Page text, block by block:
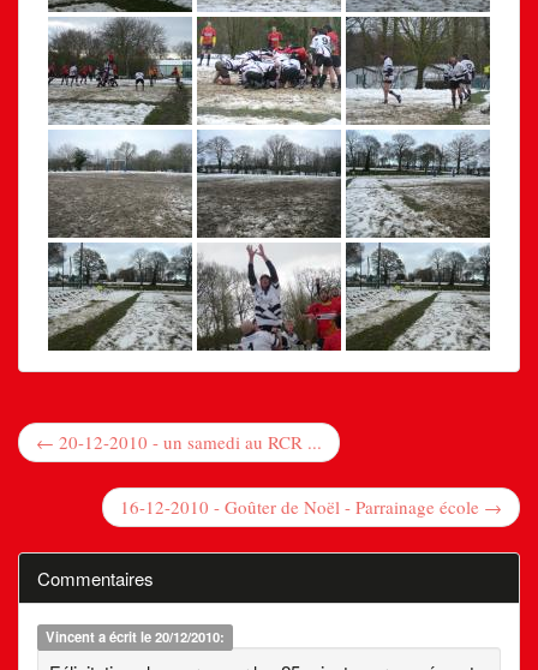
← 20-12-2010 - un samedi au RCR ...
16-12-2010 - Goûter de Noël - Parrainage école →
Commentaires
Vincenta écrit le 20/12/2010: